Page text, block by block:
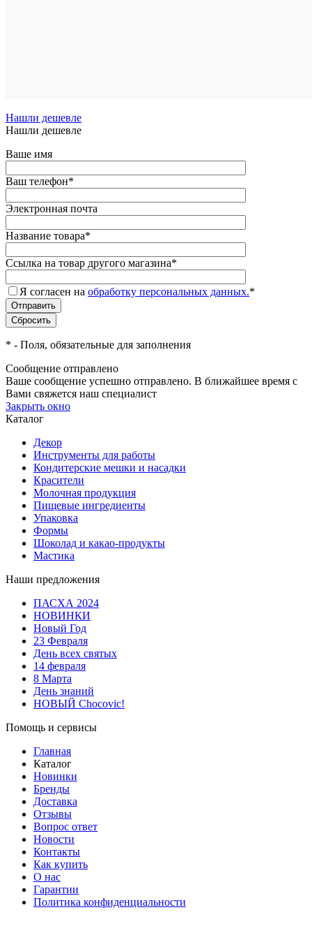
Нашли дешевле
Нашли дешевле
Ваше имя
Ваш телефон*
Электронная почта
Название товара*
Ссылка на товар другого магазина*
Я согласен на обработку персональных данных.*
* - Поля, обязательные для заполнения
Сообщение отправлено
Ваше сообщение успешно отправлено. В ближайшее время с
Вами свяжется наш специалист
Закрыть окно
Каталог
Декор
Инструменты для работы
Кондитерские мешки и насадки
Красители
Молочная продукция
Пищевые ингредиенты
Упаковка
Формы
Шоколад и какао-продукты
Мастика
Наши предложения
ПАСХА 2024
НОВИНКИ
Новый Год
23 Февраля
День всех святых
14 февраля
8 Марта
День знаний
НОВЫЙ Chocovic!
Помощь и сервисы
Главная
Каталог
Новинки
Бренды
Доставка
Отзывы
Вопрос ответ
Новости
Контакты
Как купить
О нас
Гарантии
Политика конфиденциальности